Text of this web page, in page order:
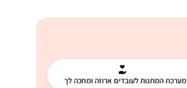
מערכת המתנות לעובדים ארוזה ומחכה לך